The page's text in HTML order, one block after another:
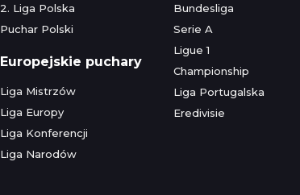
2. Liga Polska
Puchar Polski
Europejskie puchary
Liga Mistrzów
Liga Europy
Liga Konferencji
Liga Narodów
Bundesliga
Serie A
Ligue 1
Championship
Liga Portugalska
Eredivisie